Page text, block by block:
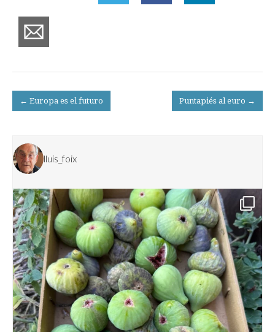
Post
navigation
← Europa es el futuro Puntapiés al euro →
lluis_foix